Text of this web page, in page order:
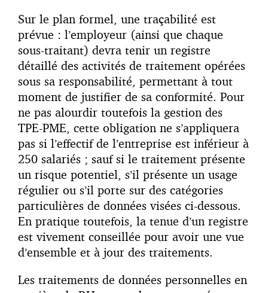
Sur le plan formel, une traçabilité est
prévue : l’employeur (ainsi que chaque
sous-traitant) devra tenir un registre
détaillé des activités de traitement opérées
sous sa responsabilité, permettant à tout
moment de justifier de sa conformité. Pour
ne pas alourdir toutefois la gestion des
TPE-PME, cette obligation ne s’appliquera
pas si l’effectif de l’entreprise est inférieur à
250 salariés ; sauf si le traitement présente
un risque potentiel, s’il présente un usage
régulier ou s’il porte sur des catégories
particulières de données visées ci-dessous.
En pratique toutefois, la tenue d’un registre
est vivement conseillée pour avoir une vue
d’ensemble et à jour des traitements.
Les traitements de données personnelles en